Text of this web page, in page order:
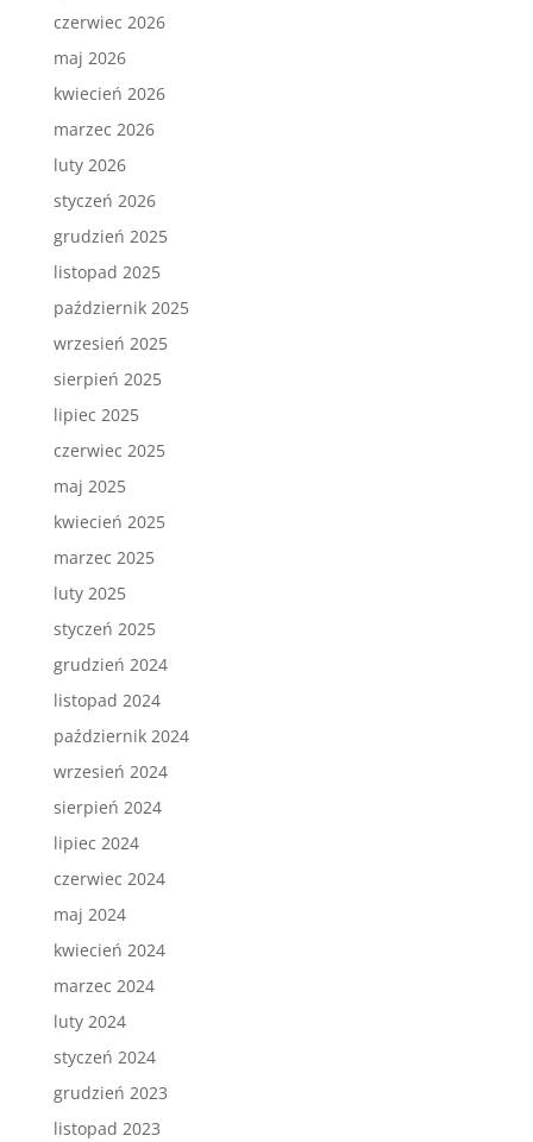
czerwiec 2026
maj 2026
kwiecień 2026
marzec 2026
luty 2026
styczeń 2026
grudzień 2025
listopad 2025
październik 2025
wrzesień 2025
sierpień 2025
lipiec 2025
czerwiec 2025
maj 2025
kwiecień 2025
marzec 2025
luty 2025
styczeń 2025
grudzień 2024
listopad 2024
październik 2024
wrzesień 2024
sierpień 2024
lipiec 2024
czerwiec 2024
maj 2024
kwiecień 2024
marzec 2024
luty 2024
styczeń 2024
grudzień 2023
listopad 2023